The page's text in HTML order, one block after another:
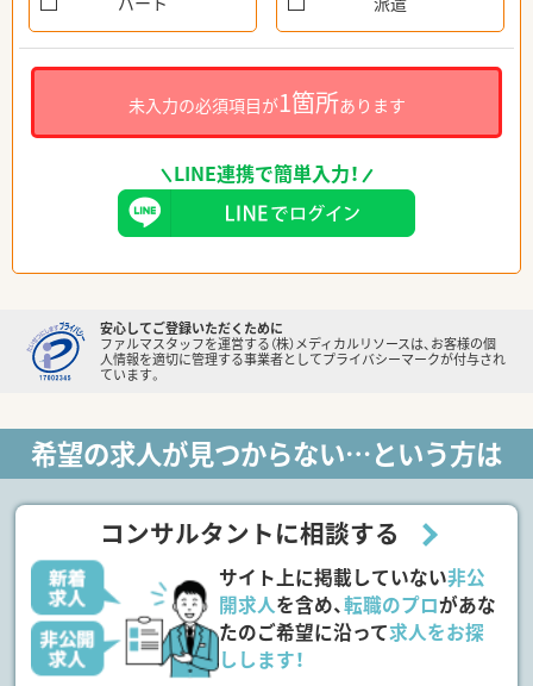
未入力の必須項目が1箇所あります
LINE連携で簡単入力！
安心してご登録いただくために
ファルマスタッフを運営する（株）メディカルリソースは、お客様の個
人情報を適切に管理する事業者としてプライバシーマークが付与され
ています。
希望の求人が見つからない…という方は
コンサルタントに相談する
サイト上に掲載していない非公
開求人を含め、転職のプロがあな
たのご希望に沿って求人をお探
しします！